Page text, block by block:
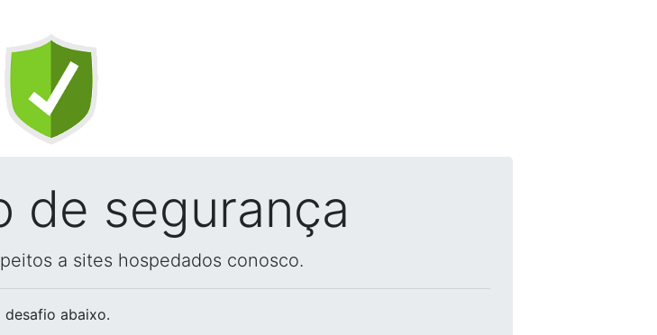
de segurança
a sites hospedados conosco.
desafio abaixo.